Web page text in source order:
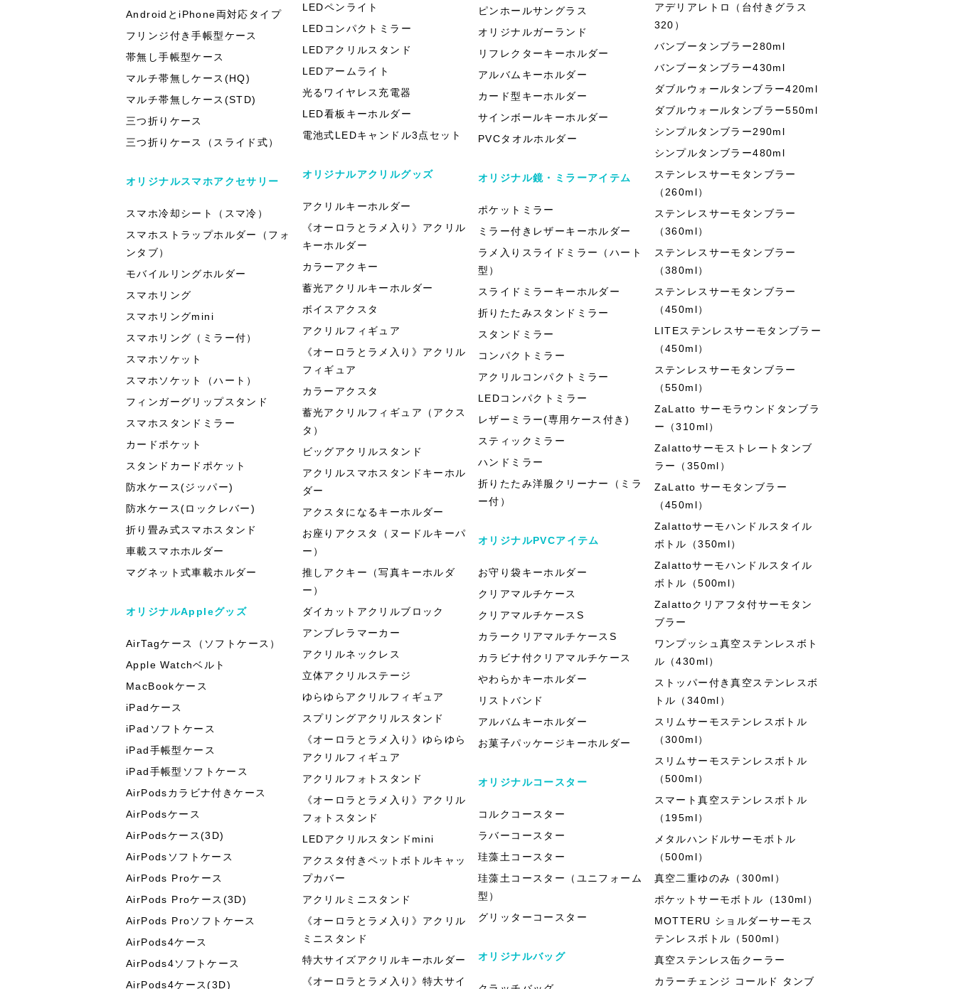
AndroidとiPhone両対応タイプ
フリンジ付き手帳型ケース
帯無し手帳型ケース
マルチ帯無しケース(HQ)
マルチ帯無しケース(STD)
三つ折りケース
三つ折りケース（スライド式）
オリジナルスマホアクセサリー
スマホ冷却シート（スマ冷）
スマホストラップホルダー（フォ
ンタブ）
モバイルリングホルダー
スマホリング
スマホリングmini
スマホリング（ミラー付）
スマホソケット
スマホソケット（ハート）
フィンガーグリップスタンド
スマホスタンドミラー
カードポケット
スタンドカードポケット
防水ケース(ジッパー)
防水ケース(ロックレバー)
折り畳み式スマホスタンド
車載スマホホルダー
マグネット式車載ホルダー
オリジナルAppleグッズ
AirTagケース（ソフトケース）
Apple Watchベルト
MacBookケース
iPadケース
iPadソフトケース
iPad手帳型ケース
iPad手帳型ソフトケース
AirPodsカラビナ付きケース
AirPodsケース
AirPodsケース(3D)
AirPodsソフトケース
AirPods Proケース
AirPods Proケース(3D)
AirPods Proソフトケース
AirPods4ケース
AirPods4ソフトケース
AirPods4ケース(3D)
LEDペンライト
LEDコンパクトミラー
LEDアクリルスタンド
LEDアームライト
光るワイヤレス充電器
LED看板キーホルダー
電池式LEDキャンドル3点セット
オリジナルアクリルグッズ
アクリルキーホルダー
《オーロラとラメ入り》アクリル
キーホルダー
カラーアクキー
蓄光アクリルキーホルダー
ボイスアクスタ
アクリルフィギュア
《オーロラとラメ入り》アクリル
フィギュア
カラーアクスタ
蓄光アクリルフィギュア（アクス
タ）
ビッグアクリルスタンド
アクリルスマホスタンドキーホル
ダー
アクスタになるキーホルダー
お座りアクスタ（ヌードルキーパ
ー）
推しアクキー（写真キーホルダ
ー）
ダイカットアクリルブロック
アンブレラマーカー
アクリルネックレス
立体アクリルステージ
ゆらゆらアクリルフィギュア
スプリングアクリルスタンド
《オーロラとラメ入り》ゆらゆら
アクリルフィギュア
アクリルフォトスタンド
《オーロラとラメ入り》アクリル
フォトスタンド
LEDアクリルスタンドmini
アクスタ付きペットボトルキャッ
プカバー
アクリルミニスタンド
《オーロラとラメ入り》アクリル
ミニスタンド
特大サイズアクリルキーホルダー
《オーロラとラメ入り》特大サイ
ピンホールサングラス
オリジナルガーランド
リフレクターキーホルダー
アルバムキーホルダー
カード型キーホルダー
サインボールキーホルダー
PVCタオルホルダー
オリジナル鏡・ミラーアイテム
ポケットミラー
ミラー付きレザーキーホルダー
ラメ入りスライドミラー（ハート
型）
スライドミラーキーホルダー
折りたたみスタンドミラー
スタンドミラー
コンパクトミラー
アクリルコンパクトミラー
LEDコンパクトミラー
レザーミラー(専用ケース付き)
スティックミラー
ハンドミラー
折りたたみ洋服クリーナー（ミラ
ー付）
オリジナルPVCアイテム
お守り袋キーホルダー
クリアマルチケース
クリアマルチケースS
カラークリアマルチケースS
カラビナ付クリアマルチケース
やわらかキーホルダー
リストバンド
アルバムキーホルダー
お菓子パッケージキーホルダー
オリジナルコースター
コルクコースター
ラバーコースター
珪藻土コースター
珪藻土コースター（ユニフォーム
型）
グリッターコースター
オリジナルバッグ
アデリアレトロ（台付きグラス
320）
バンブータンブラー280ml
バンブータンブラー430ml
ダブルウォールタンブラー420ml
ダブルウォールタンブラー550ml
シンプルタンブラー290ml
シンプルタンブラー480ml
ステンレスサーモタンブラー
（260ml）
ステンレスサーモタンブラー
（360ml）
ステンレスサーモタンブラー
（380ml）
ステンレスサーモタンブラー
（450ml）
LITEステンレスサーモタンブラー
（450ml）
ステンレスサーモタンブラー
（550ml）
ZaLatto サーモラウンドタンブラ
ー（310ml）
Zalattoサーモストレートタンブ
ラー（350ml）
ZaLatto サーモタンブラー
（450ml）
Zalattoサーモハンドルスタイル
ボトル（350ml）
Zalattoサーモハンドルスタイル
ボトル（500ml）
Zalattoクリアフタ付サーモタン
ブラー
ワンプッシュ真空ステンレスボト
ル（430ml）
ストッパー付き真空ステンレスボ
トル（340ml）
スリムサーモステンレスボトル
（300ml）
スリムサーモステンレスボトル
（500ml）
スマート真空ステンレスボトル
（195ml）
メタルハンドルサーモボトル
（500ml）
真空二重ゆのみ（300ml）
ポケットサーモボトル（130ml）
MOTTERU ショルダーサーモス
テンレスボトル（500ml）
真空ステンレス缶クーラー
カラーチェンジ コールド タンブ